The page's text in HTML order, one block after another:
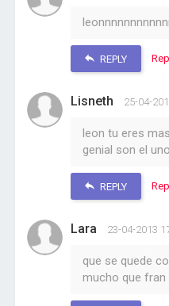
REPLY
Lisneth 25-04-
leon tu eres
genial son el
REPLY
Lara 23-04-2013
que se quede
mucho que